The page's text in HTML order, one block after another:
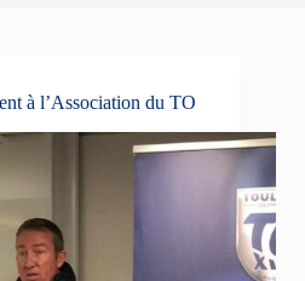
à l’Association du TO